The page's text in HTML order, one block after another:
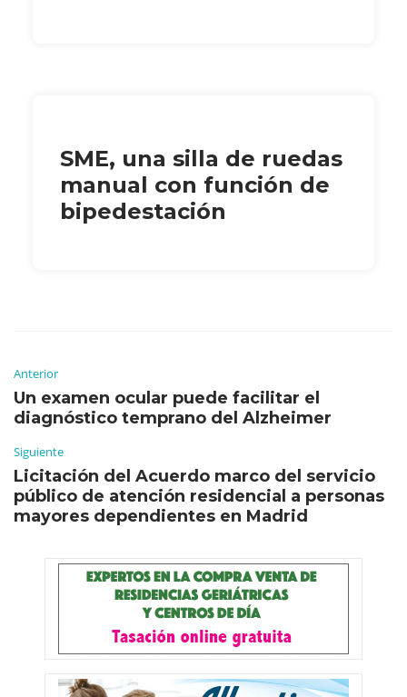
SME, una silla de ruedas
manual con función de
bipedestación
Anterior
Un examen ocular puede facilitar el
diagnóstico temprano del Alzheimer
Siguiente
Licitación del Acuerdo marco del servicio
público de atención residencial a personas
mayores dependientes en Madrid